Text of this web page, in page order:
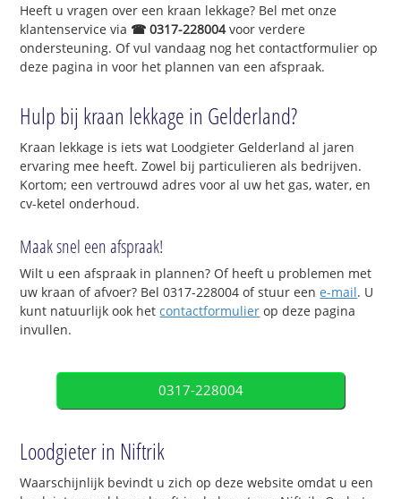
Heeft u vragen over een kraan lekkage? Bel met onze
klantenservice via ☎ 0317-228004voor verdere
ondersteuning. Of vul vandaag nog het contactformulier op
deze pagina in voor het plannen van een afspraak.
Hulp bij kraan lekkage in Gelderland?
Kraan lekkage is iets wat Loodgieter Gelderland al jaren
ervaring mee heeft. Zowel bij particulieren als bedrijven.
Kortom; een vertrouwd adres voor al uw het gas, water, en
cv-ketel onderhoud.
Maak snel een afspraak!
Wilt u een afspraak in plannen? Of heeft u problemen met
uw kraan of afvoer? Bel 0317-228004 of stuur eene-mail. U
kunt natuurlijk ook hetcontactformulier op deze pagina
invullen.
0317-228004
Loodgieter in Niftrik
Waarschijnlijk bevindt u zich op deze website omdat u een